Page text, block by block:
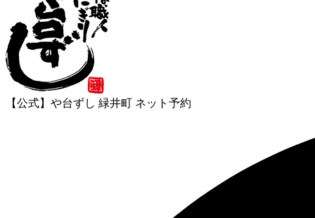
【公式】や台ずし 緑井町 ネット予約